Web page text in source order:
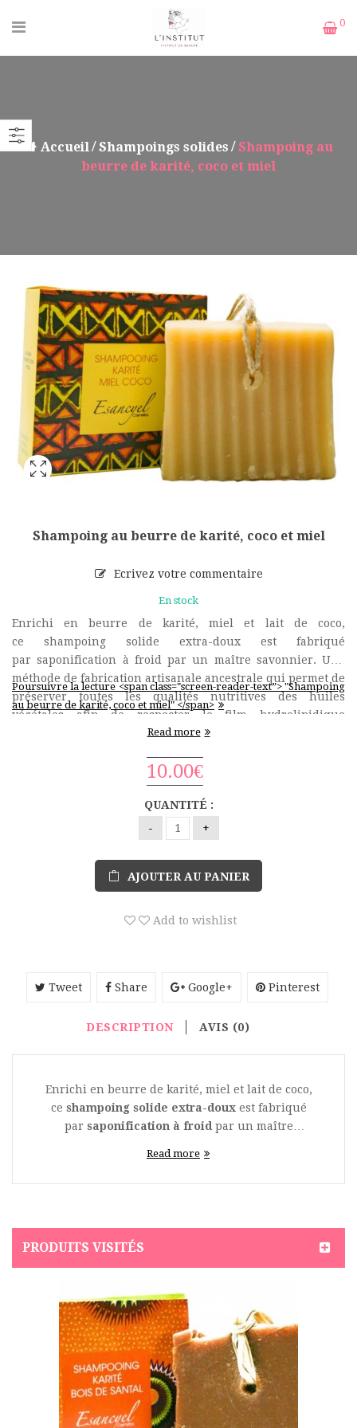
0
Accueil Shampoings solides
Shampoing au
beurre de karité, coco et miel
Shampoing au beurre de karité, coco et miel
Ecrivez votre commentaire
En stock
Enrichi en beurre de karité, miel et lait de coco,
ce shampoing solide extra-doux est fabriqué
par saponification à froid par un maître savonnier. Une
méthode de fabrication artisanale ancestrale qui permet de
préserver toutes les qualités nutritives des huiles
végétales afin de respecter le film hydrolipidique
protecteur de la peau. Un shampoing solide artisanal à
naturelle soigneusement sélectionnés, …
Poursuivre la lecture <span class="screen-reader-text”> "Shampoing
au beurre de karité, coco et miel" </span>
Read more
10.00€
QUANTITÉ :
AJOUTER AU PANIER
Add to wishlist
Tweet Share Google+ Pinterest
DESCRIPTION AVIS (0)
Enrichi en beurre de karité, miel et lait de coco,
ce shampoing solide extra-douxest fabriqué
par saponification à froidpar un maître
ancestrale qui permet de préserver toutes
lesqualités nutritives des huiles végétalesafin
la recette unique, à base d’ingrédients d'origine
naturelle soigneusement sélectionnés, il est
sulfate. Un shampoing solide éco
responsable,écologique et économique
remplacera facilement 2 à 3 bouteilles de
shampooing liquide. Unshampoing solide
qui va
entretenir idéalement les
cheveux abîmés et
, afin de leur apporter tous les nutriments
et les bienfaits pour qu'ils retrouvent un aspect
plus soyeux et resplendissant de santé. Le
Read more
PRODUITS VISITÉS